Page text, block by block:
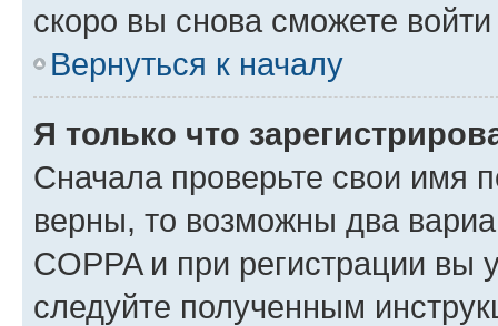
скоро вы снова сможете
Вернуться к началу
Я только что
Сначала проверьте свои имя
верны, то возможны два
COPPA и при регистрации вы
следуйте полученным